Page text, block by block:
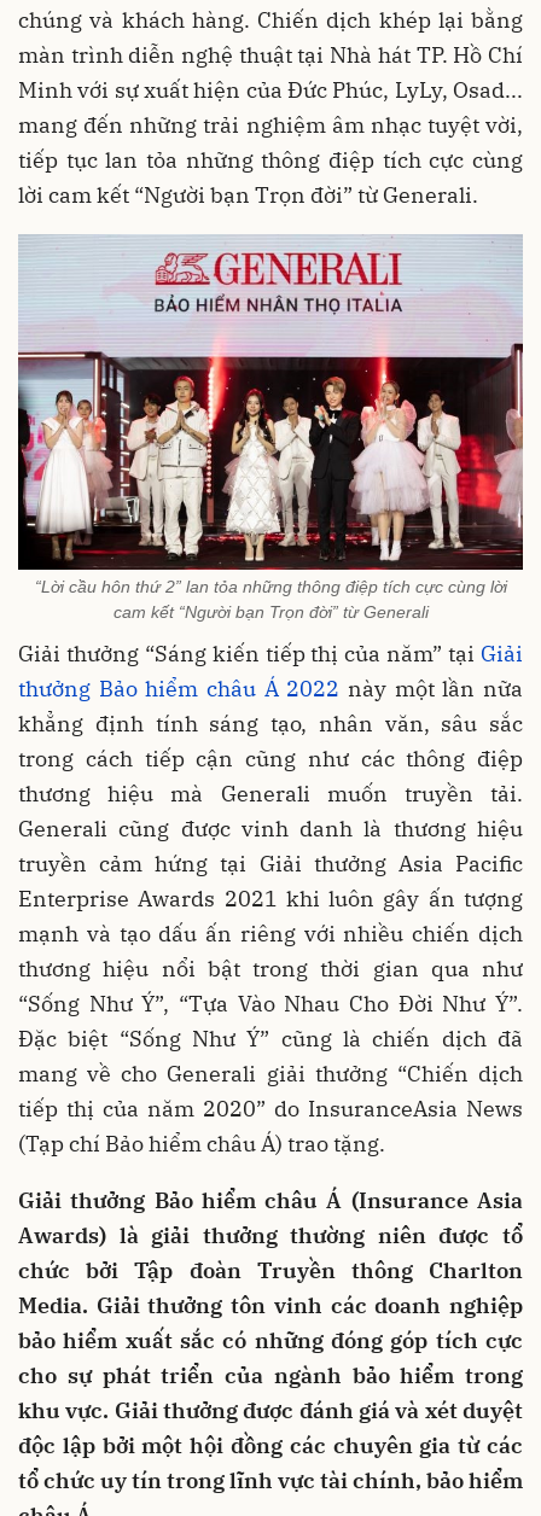
chúng và khách hàng. Chiến dịch khép lại bằng
màn trình diễn nghệ thuật tại Nhà hát TP. Hồ Chí
Minh với sự xuất hiện của Đức Phúc, LyLy, Osad...
mang đến những trải nghiệm âm nhạc tuyệt vời,
tiếp tục lan tỏa những thông điệp tích cực cùng
lời cam kết “Người bạn Trọn đời” từ Generali.
“Lời cầu hôn thứ 2” lan tỏa những thông điệp tích cực cùng lời
cam kết “Người bạn Trọn đời” từ Generali
Giải thưởng “Sáng kiến tiếp thị của năm” tại Giải
thưởng Bảo hiểm châu Á 2022 này một lần nữa
khẳng định tính sáng tạo, nhân văn, sâu sắc
trong cách tiếp cận cũng như các thông điệp
thương hiệu mà Generali muốn truyền tải.
Generali cũng được vinh danh là thương hiệu
truyền cảm hứng tại Giải thưởng Asia Pacific
Enterprise Awards 2021 khi luôn gây ấn tượng
mạnh và tạo dấu ấn riêng với nhiều chiến dịch
thương hiệu nổi bật trong thời gian qua như
“Sống Như Ý”, “Tựa Vào Nhau Cho Đời Như Ý”.
Đặc biệt “Sống Như Ý” cũng là chiến dịch đã
mang về cho Generali giải thưởng “Chiến dịch
tiếp thị của năm 2020” do InsuranceAsia News
(Tạp chí Bảo hiểm châu Á) trao tặng.
Giải thưởng Bảo hiểm châu Á (Insurance Asia
Awards) là giải thưởng thường niên được tổ
chức bởi Tập đoàn Truyền thông Charlton
Media. Giải thưởng tôn vinh các doanh nghiệp
bảo hiểm xuất sắc có những đóng góp tích cực
cho sự phát triển của ngành bảo hiểm trong
khu vực. Giải thưởng được đánh giá và xét duyệt
độc lập bởi một hội đồng các chuyên gia từ các
tổ chức uy tín trong lĩnh vực tài chính, bảo hiểm